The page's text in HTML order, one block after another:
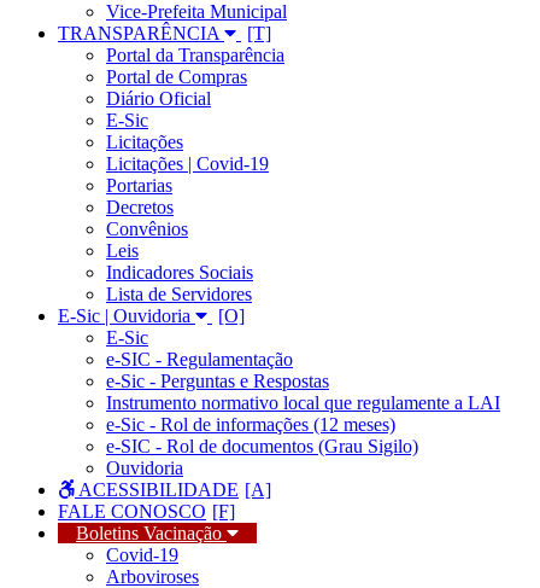
Vice-Prefeita Municipal
TRANSPARÊNCIA
Portal da Transparência
Portal de Compras
Diário Oficial
E-Sic
Licitações
Licitações | Covid-19
Portarias
Decretos
Convênios
Leis
Indicadores Sociais
Lista de Servidores
E-Sic | Ouvidoria
E-Sic
e-SIC - Regulamentação
e-Sic - Perguntas e Respostas
Instrumento normativo local que regulamente a LAI
e-Sic - Rol de informações (12 meses)
e-SIC - Rol de documentos (Grau Sigilo)
Ouvidoria
ACESSIBILIDADE
FALE CONOSCO
Boletins Vacinação
Covid-19
Arboviroses